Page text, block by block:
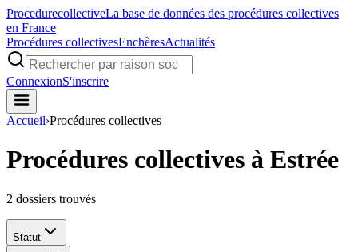
ProcedurecollectiveLa base de données des procédures collectives
en France
Procédures collectivesEnchèresActualités
ConnexionS'inscrire
Accueil›Procédures collectives
Procédures collectives à Estrée
2 dossiers trouvés
Statut